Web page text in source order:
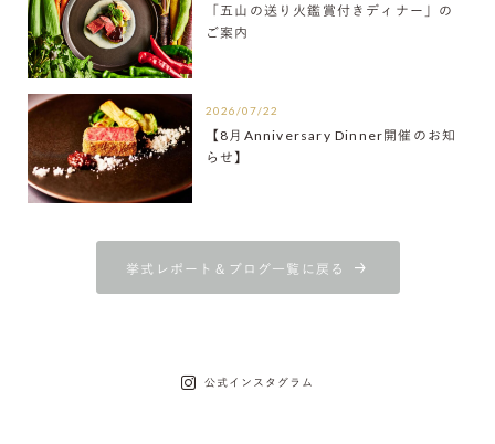
「五山の送り火鑑賞付きディナー」の
ご案内
2026/07/22
【8月Anniversary Dinner開催のお知
らせ】
挙式レポート＆ブログ一覧に戻る
公式インスタグラム